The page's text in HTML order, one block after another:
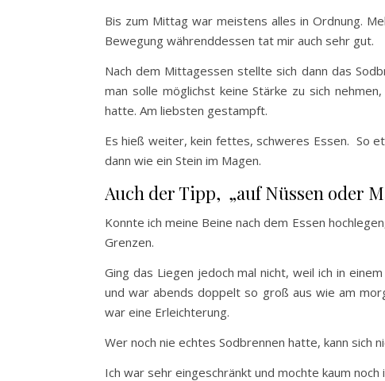
Bis zum Mittag war meistens alles in Ordnung.
Bewegung währenddessen tat mir auch sehr gut.
Nach dem Mittagessen stellte sich dann das
man solle möglichst keine Stärke zu sich
hatte. Am liebsten gestampft.
Es hieß weiter, kein fettes, schweres Essen. So
dann wie ein Stein im Magen.
Auch der Tipp, „auf Nüssen oder
Konnte ich meine Beine nach dem Essen
Grenzen.
Ging das Liegen jedoch mal nicht, weil ich in
und war abends doppelt so groß aus wie am
war eine Erleichterung.
Wer noch nie echtes Sodbrennen hatte, kann sich
Ich war sehr eingeschränkt und mochte kaum